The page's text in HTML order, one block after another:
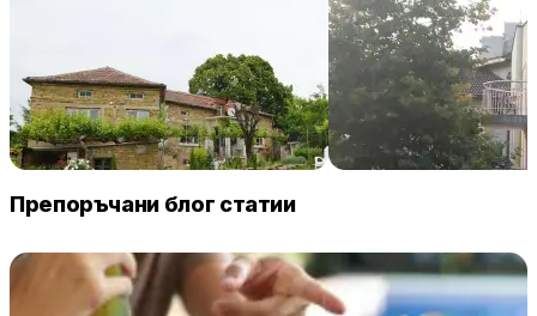
Villa Vin Santo
Винарово 89 € / нощувка
Familia Fantastiko
Китен 60
Препоръчани блог статии